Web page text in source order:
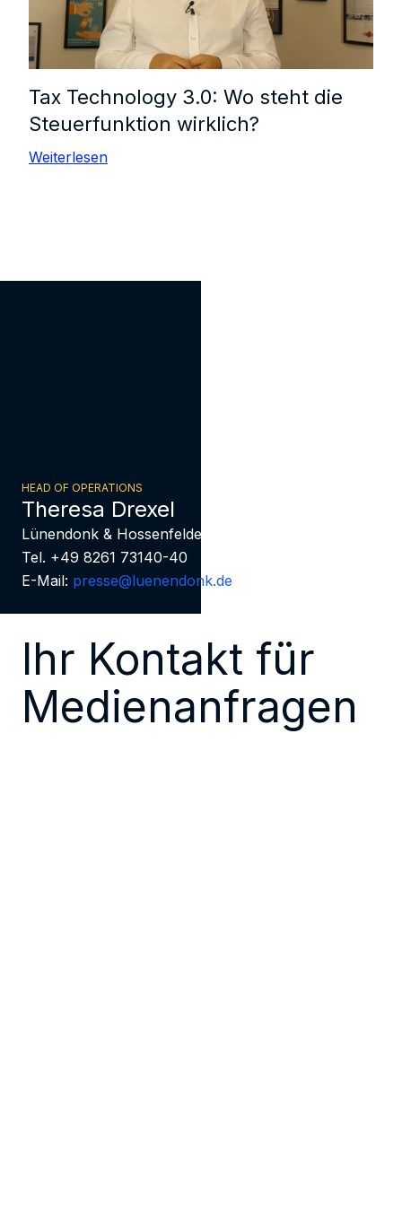
Tax Technology 3.0: Wo steht die
Steuerfunktion wirklich?
Weiterlesen
HEAD OF OPERATIONS
Theresa Drexel
Lünendonk & Hossenfelder
Tel. +49 8261 73140-40
E-Mail: presse@luenendonk.de
Ihr Kontakt für
Medienanfragen